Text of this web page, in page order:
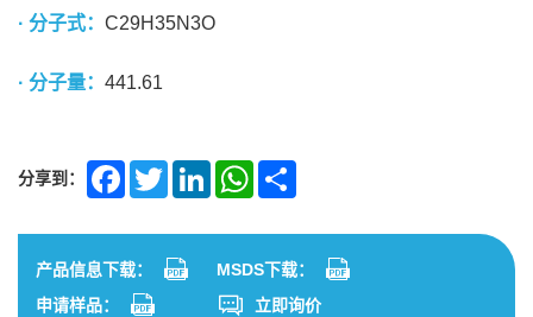
· 分子式： C29H35N3O
· 分子量： 441.61
分享到： Facebook
TwitterLinkedInWhatsApp
产品信息下载：
MSDS下载：
申请样品：
立即询价